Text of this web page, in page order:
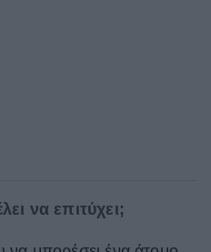
να επιτύχει;